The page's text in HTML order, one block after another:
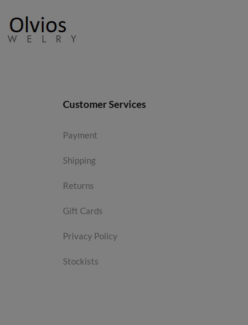
Customer Services
Payment
Shipping
Returns
Gift Cards
Privacy Policy
Stockists